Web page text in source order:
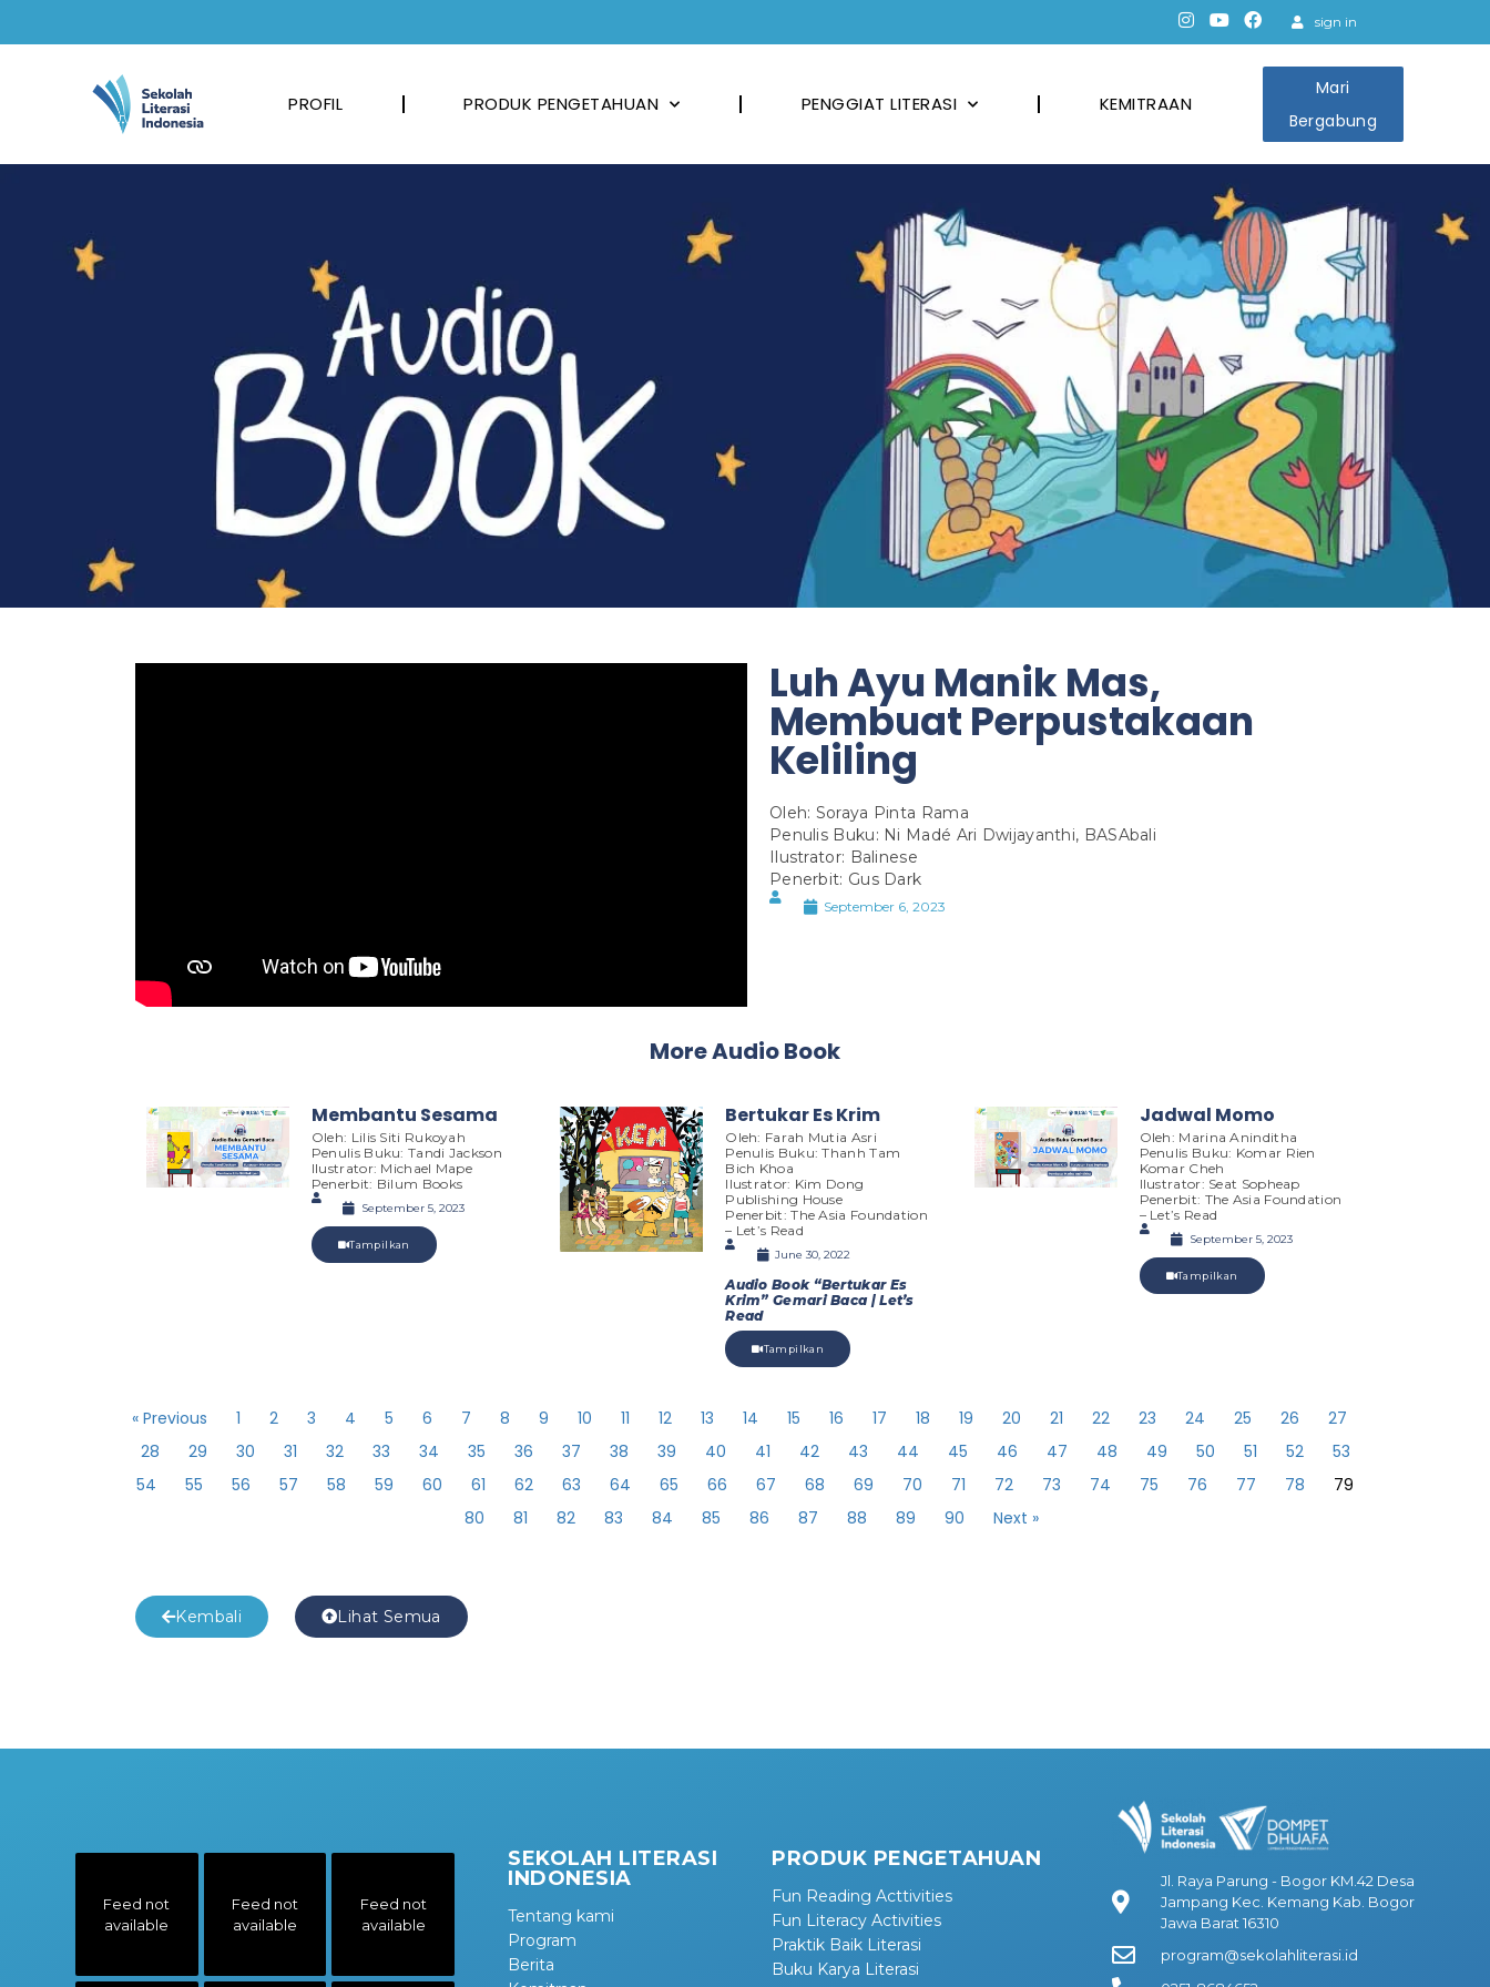
sign in
PROFIL PRODUK PENGETAHUAN PENGGIAT LITERASI KEMITRAAN
Mari
Bergabung
Luh Ayu Manik Mas,
Membuat Perpustakaan
Keliling
Oleh: Soraya Pinta Rama
Penulis Buku: Ni Madé Ari Dwijayanthi, BASAbali
Ilustrator: Balinese
Penerbit: Gus Dark
September 6, 2023
More Audio Book
Membantu Sesama
Oleh: Lilis Siti Rukoyah
Penulis Buku: Tandi Jackson
Ilustrator: Michael Mape
Penerbit: Bilum Books
September 5, 2023
Tampilkan
Bertukar Es Krim
Oleh: Farah Mutia Asri
Penulis Buku: Thanh Tam
Bich Khoa
Ilustrator: Kim Dong
Publishing House
Penerbit: The Asia Foundation
– Let’s Read
June 30, 2022
Audio Book “Bertukar Es
Krim” Gemari Baca | Let’s
Read
Tampilkan
Jadwal Momo
Oleh: Marina Aninditha
Penulis Buku: Komar Rien
Komar Cheh
Ilustrator: Seat Sopheap
Penerbit: The Asia Foundation
– Let’s Read
September 5, 2023
Tampilkan
« Previous 1 2 3 4 5 6 7 8 9 10 11 12 13 14 15 16 17 18 19 20 21 22 23 24 25 26
27
28
29 30 31 32 33 34 35 36 37 38 39 40 41 42 43 44 45 46 47 48 49 50 51 52
53
54
55 56 57 58 59 60 61 62 63 64 65 66 67 68 69 70 71 72 73 74 75 76 77 78
79
80
81 82 83 84 85 86 87 88 89 90 Next »
Kembali Lihat Semua
Feed not
available
Feed not
available
Feed not
available
SEKOLAH LITERASI
INDONESIA
Tentang kami
Program
Berita
PRODUK PENGETAHUAN
Fun Reading Acttivities
Fun Literacy Activities
Praktik Baik Literasi
Buku Karya Literasi
Jl. Raya Parung - Bogor KM.42 Desa
Jampang Kec. Kemang Kab. Bogor
Jawa Barat 16310
program@sekolahliterasi.id